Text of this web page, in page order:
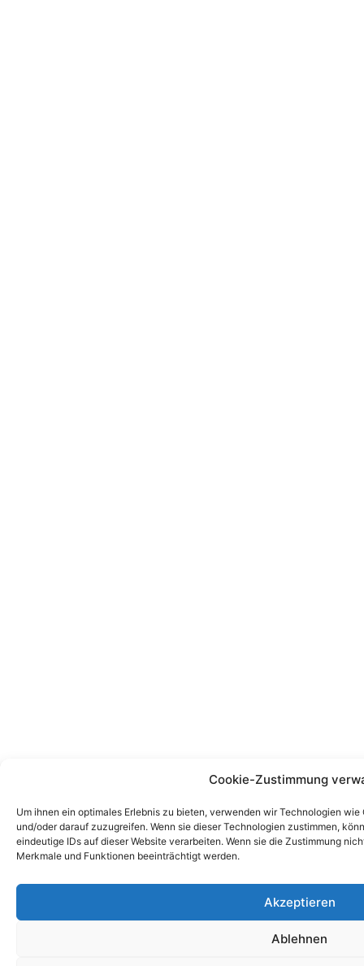
Cookie-Zustimmung
Um ihnen ein optimales Erlebnis zu bieten, verwenden wir Technologien
und/oder darauf zuzugreifen. Wenn sie dieser Technologien zustimmen,
eindeutige IDs auf dieser Website verarbeiten. Wenn sie die Zustimmung
Merkmale und Funktionen beeinträchtigt werden.
Akzeptieren
Ablehnen